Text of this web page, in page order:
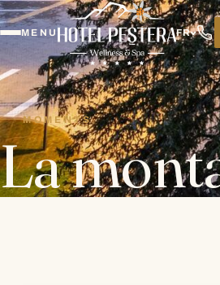
MENU FR
MOMENTS
La